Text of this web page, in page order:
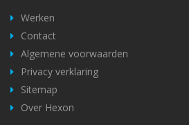
Werken
Contact
Algemene voorwaarden
Privacy verklaring
Sitemap
Over Hexon